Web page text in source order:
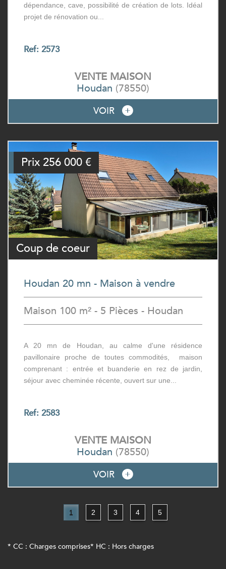
dépendance, cave, possibilité de création de lots. Idéal
projet de rénovation ou...
Ref: 2573
VENTE MAISON
Houdan (78550)
VOIR
Coup de coeur
Prix 256 000 €
Houdan 20 mn - Maison à vendre
Maison 100 m² - 5 Pièces - Houdan
A 20 mn de Houdan, au calme d'une résidence
pavillonaire proche de toutes commodités, maison
comprenant : entrée et buanderie en rez de jardin,
séjour avec cheminée récente, ouvert sur une...
Ref: 2583
VENTE MAISON
Houdan (78550)
VOIR
1 2 3 4 5
* CC : Charges comprises* HC : Hors charges